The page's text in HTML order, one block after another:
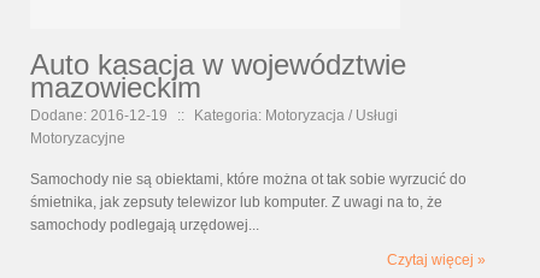
Auto kasacja w województwie
mazowieckim
Dodane: 2016-12-19 ::
Kategoria: Motoryzacja / Usługi
Motoryzacyjne
Samochody nie są obiektami, które można ot tak sobie wyrzucić do
śmietnika, jak zepsuty telewizor lub komputer. Z uwagi na to, że
samochody podlegają urzędowej...
Czytaj więcej »